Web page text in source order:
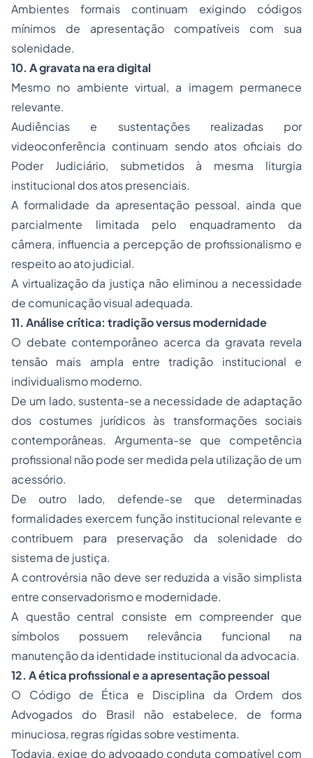
Ambientes formais continuam exigindo códigos
mínimos de apresentação compatíveis com sua
solenidade.
10. A gravata na era digital
Mesmo no ambiente virtual, a imagem permanece
relevante.
Audiências e sustentações realizadas por
videoconferência continuam sendo atos oficiais do
Poder Judiciário, submetidos à mesma liturgia
institucional dos atos presenciais.
A formalidade da apresentação pessoal, ainda que
parcialmente limitada pelo enquadramento da
câmera, influencia a percepção de profissionalismo e
respeito ao ato judicial.
A virtualização da justiça não eliminou a necessidade
de comunicação visual adequada.
11. Análise crítica: tradição versus modernidade
O debate contemporâneo acerca da gravata revela
tensão mais ampla entre tradição institucional e
individualismo moderno.
De um lado, sustenta-se a necessidade de adaptação
dos costumes jurídicos às transformações sociais
contemporâneas. Argumenta-se que competência
profissional não pode ser medida pela utilização de um
acessório.
De outro lado, defende-se que determinadas
formalidades exercem função institucional relevante e
contribuem para preservação da solenidade do
sistema de justiça.
A controvérsia não deve ser reduzida a visão simplista
entre conservadorismo e modernidade.
A questão central consiste em compreender que
símbolos possuem relevância funcional na
manutenção da identidade institucional da advocacia.
12. A ética profissional e a apresentação pessoal
O Código de Ética e Disciplina da Ordem dos
Advogados do Brasil não estabelece, de forma
minuciosa, regras rígidas sobre vestimenta.
Todavia, exige do advogado conduta compatível com